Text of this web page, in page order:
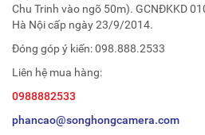
Chu Trinh vào ngõ 50m). GCNĐKKD
Hà Nội cấp ngày 23/9/2014.
Đóng góp ý kiến:098.888.2533
Liên hệ mua hàng:
0988882533
phancao@songhongcamera.com